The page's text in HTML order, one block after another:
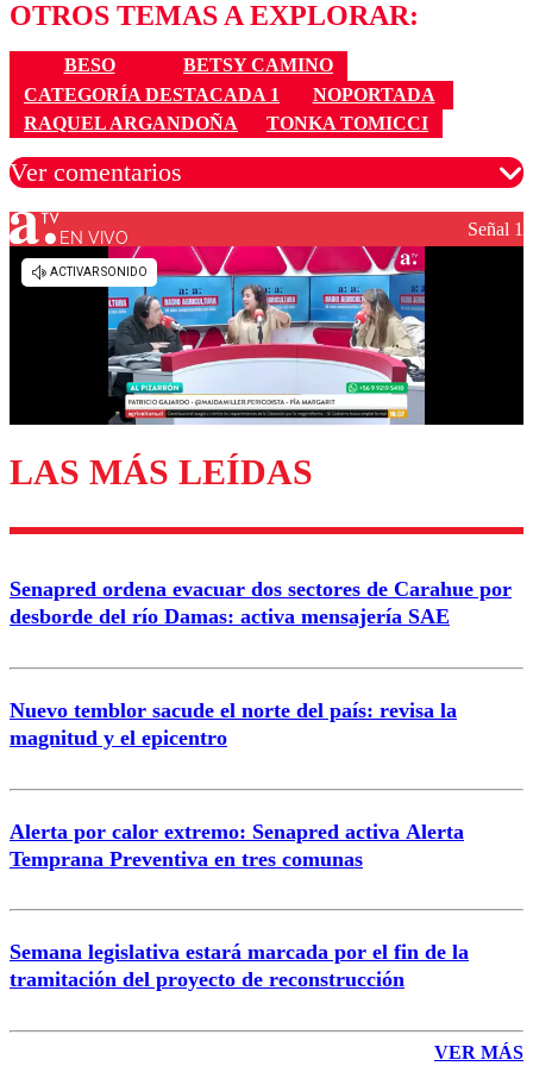
OTROS TEMAS A EXPLORAR:
BESO
BETSY CAMINO
CATEGORÍA DESTACADA 1
NOPORTADA
RAQUEL ARGANDOÑA
TONKA TOMICCI
Ver comentarios
Los comentarios son moderados para garantizar un
diálogo respetuoso.
Enviar comentario
EN VIVO Señal 1
LAS MÁS LEÍDAS
Senapred ordena evacuar dos sectores de Carahue por
desborde del río Damas: activa mensajería SAE
Nuevo temblor sacude el norte del país: revisa la
magnitud y el epicentro
Alerta por calor extremo: Senapred activa Alerta
Temprana Preventiva en tres comunas
Semana legislativa estará marcada por el fin de la
tramitación del proyecto de reconstrucción
VER MÁS